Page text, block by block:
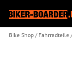
Bike Shop Fahrradteile